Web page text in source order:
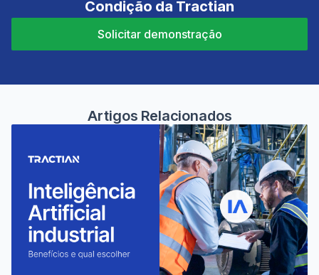
Condição da Tractian
Solicitar demonstração
Artigos Relacionados